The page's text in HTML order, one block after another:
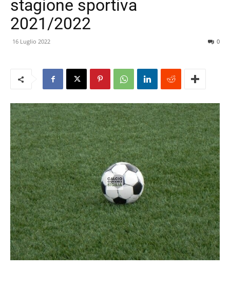
stagione sportiva
2021/2022
16 Luglio 2022 0